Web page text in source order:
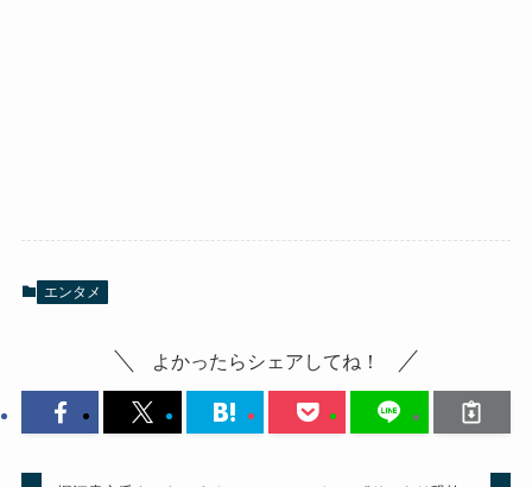
エンタメ
よかったらシェアしてね！